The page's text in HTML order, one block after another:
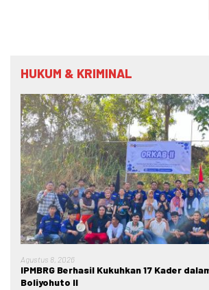
HUKUM & KRIMINAL
Agustus 8, 2026
IPMBRG Berhasil Kukuhkan 17 Kader
Boliyohuto II